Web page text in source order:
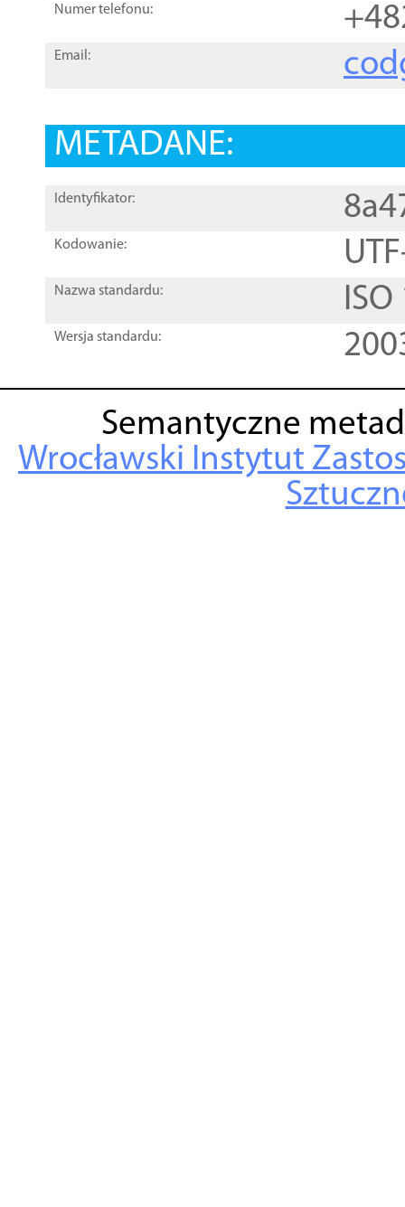
Numer telefonu:
Email:
METADANE:
Identyfikator:
Kodowanie:
Nazwa standardu:
Wersja standardu:
Semantyczne
Wrocławski Instytut